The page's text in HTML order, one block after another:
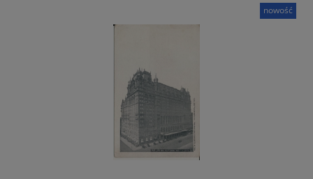
nowość